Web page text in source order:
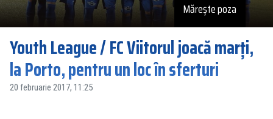
Mărește poza
Youth League / FC Viitorul joacă marți,
la Porto, pentru un loc în sferturi
20 februarie 2017, 11:25